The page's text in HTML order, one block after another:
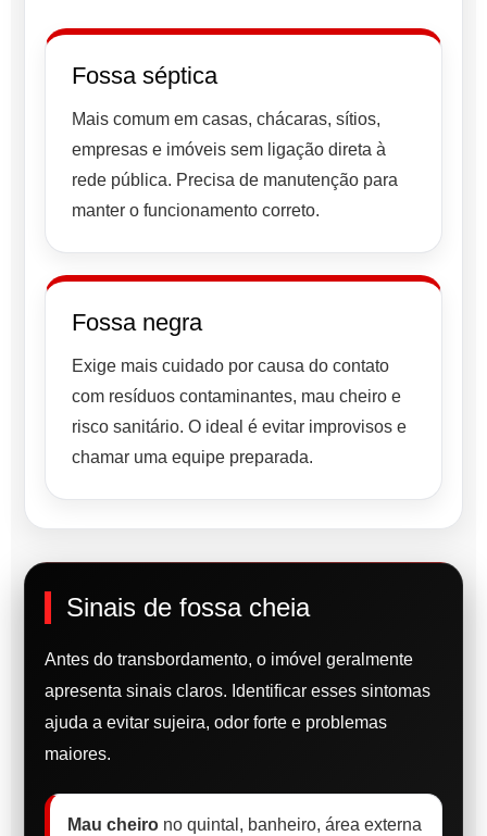
Fossa séptica
Mais comum em casas, chácaras, sítios,
empresas e imóveis sem ligação direta à
rede pública. Precisa de manutenção para
manter o funcionamento correto.
Fossa negra
Exige mais cuidado por causa do contato
com resíduos contaminantes, mau cheiro e
risco sanitário. O ideal é evitar improvisos e
chamar uma equipe preparada.
Sinais de fossa cheia
Antes do transbordamento, o imóvel geralmente
apresenta sinais claros. Identificar esses sintomas
ajuda a evitar sujeira, odor forte e problemas
maiores.
Mau cheiro no quintal, banheiro, área externa